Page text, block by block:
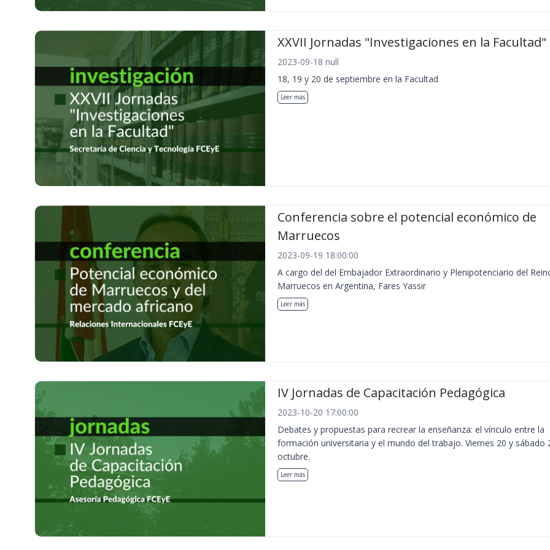
XXVII Jornadas "Investigaciones en la Facultad"
2023-09-18 null
18, 19 y 20 de septiembre en la Facultad
Leer más
Conferencia sobre el potencial económico de
Marruecos
2023-09-19 18:00:00
A cargo del del Embajador Extraordinario y Plenipotenciario del
Marruecos en Argentina, Fares Yassir
Leer más
IV Jornadas de Capacitación Pedagógica
2023-10-20 17:00:00
Debates y propuestas para recrear la enseñanza: el vínculo entre la
formación universitaria y el mundo del trabajo. Viernes 20 y sábado
octubre.
Leer más